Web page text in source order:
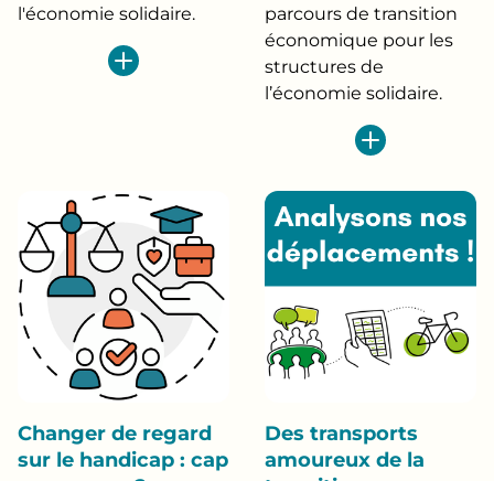
l'économie solidaire.
parcours de transition
économique pour les
structures de
l’économie solidaire.
Changer de regard
sur le handicap : cap
Des transports
amoureux de la